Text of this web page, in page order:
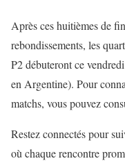
Après ces huitièmes de
rebondissements, les
P2 débuteront ce
en Argentine). Pour
matchs, vous pouvez
Restez connectés pour
où chaque rencontre